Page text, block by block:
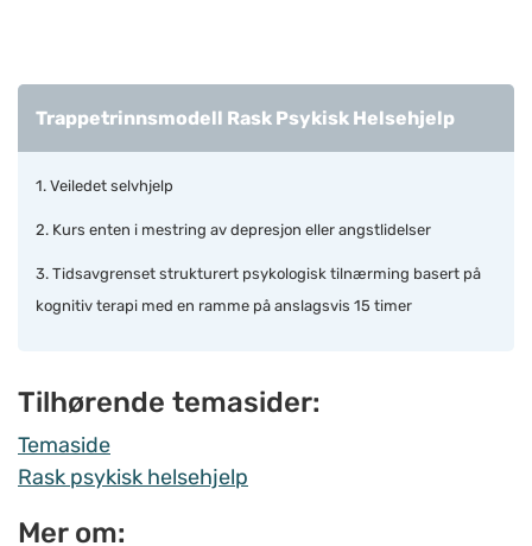
Trappetrinnsmodell Rask Psykisk Helsehjelp
1. Veiledet selvhjelp
2. Kurs enten i mestring av depresjon eller angstlidelser
3. Tidsavgrenset strukturert psykologisk tilnærming basert på
kognitiv terapi med en ramme på anslagsvis 15 timer
Tilhørende temasider:
Temaside
Rask psykisk helsehjelp
Mer om: